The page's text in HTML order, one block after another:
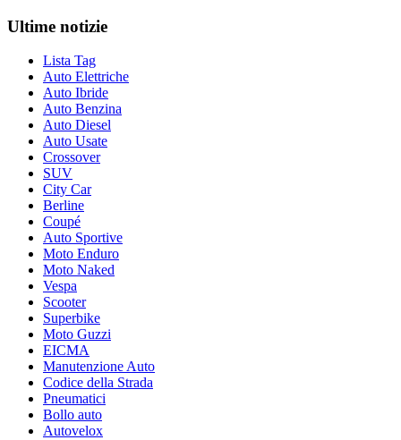
Ultime notizie
Lista Tag
Auto Elettriche
Auto Ibride
Auto Benzina
Auto Diesel
Auto Usate
Crossover
SUV
City Car
Berline
Coupé
Auto Sportive
Moto Enduro
Moto Naked
Vespa
Scooter
Superbike
Moto Guzzi
EICMA
Manutenzione Auto
Codice della Strada
Pneumatici
Bollo auto
Autovelox